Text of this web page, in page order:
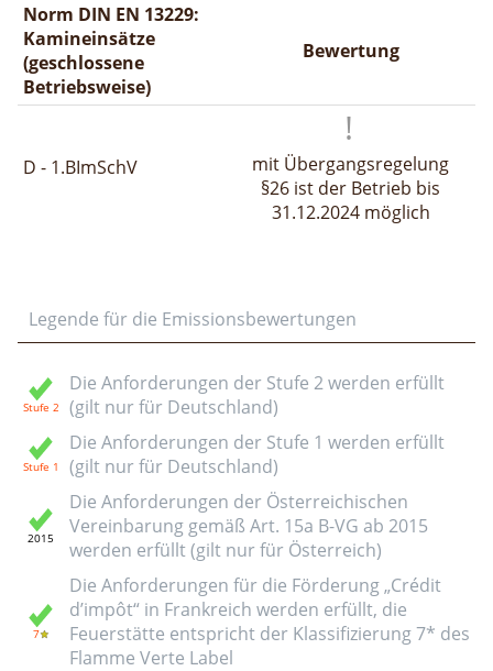
Norm DIN EN 13229:
Kamineinsätze
(geschlossene
Betriebsweise)
Bewertung
D - 1.BImSchV
mit Übergangsregelung
§26 ist der Betrieb bis
31.12.2024 möglich
Legende für die Emissionsbewertungen
Die Anforderungen der Stufe 2 werden erfüllt
(gilt nur für Deutschland)
Die Anforderungen der Stufe 1 werden erfüllt
(gilt nur für Deutschland)
Die Anforderungen der Österreichischen
Vereinbarung gemäß Art. 15a B-VG ab 2015
werden erfüllt (gilt nur für Österreich)
Die Anforderungen für die Förderung „Crédit
d’impôt“ in Frankreich werden erfüllt, die
Feuerstätte entspricht der Klassifizierung 7* des
Flamme Verte Label